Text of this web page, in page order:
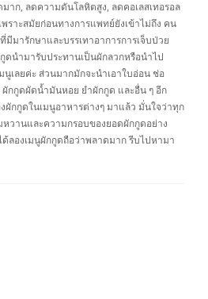
าก, ลดความดันโลหิตสูง, ลดคอเลสเทอรอล
ราะสมัยก่อนทางการแพทย์ยังเข้าไม่ถึง คน
มารักษาและบรรเทาอาการการเจ็บป่วย
นำมารับประทานเป็นผักลวกหรือนำไป
เลยค่ะ ส่วนมากมักจะนำเอาใบอ่อน ช่อ
กกูดผัดน้ำมันหอย ยำผักกูด และอื่น ๆ อีก
ผักกูดในเมนูอาหารต่างๆ มาแล้ว มั่นใจว่าทุก
วานและความกรอบของยอดผักกูดอย่าง
ลองเมนูผักกูดถือว่าพลาดมาก รีบไปหามา